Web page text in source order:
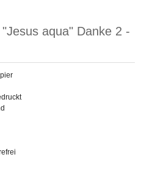
aqua" Danke 2 -